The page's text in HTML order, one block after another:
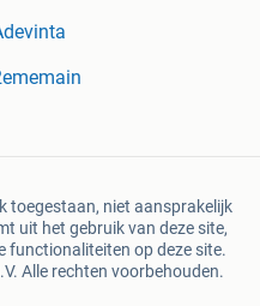
toegestaan, niet aansprakelijk
uit het gebruik van deze site,
functionaliteiten op deze site.
Alle rechten voorbehouden.